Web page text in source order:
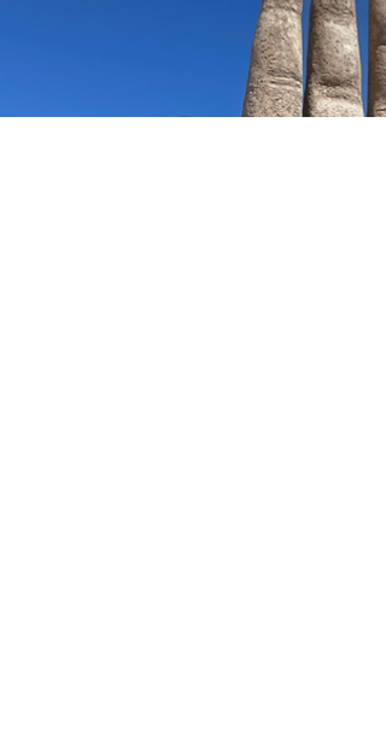
estão. Hoje tenho amigos a visitar, café da
tarde para tomar e, certo, uma boa prosa
pelo caminho. Eu já conheço bem os
caminhos, sei onde dormir, onde comer...